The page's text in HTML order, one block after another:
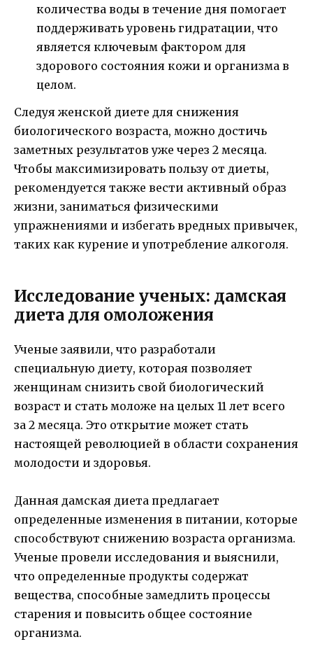
количества воды в течение дня помогает
поддерживать уровень гидратации, что
является ключевым фактором для
здорового состояния кожи и организма в
целом.
Следуя женской диете для снижения
биологического возраста, можно достичь
заметных результатов уже через 2 месяца.
Чтобы максимизировать пользу от диеты,
рекомендуется также вести активный образ
жизни, заниматься физическими
упражнениями и избегать вредных привычек,
таких как курение и употребление алкоголя.
Исследование ученых: дамская
диета для омоложения
Ученые заявили, что разработали
специальную диету, которая позволяет
женщинам снизить свой биологический
возраст и стать моложе на целых 11 лет всего
за 2 месяца. Это открытие может стать
настоящей революцией в области сохранения
молодости и здоровья.
Данная дамская диета предлагает
определенные изменения в питании, которые
способствуют снижению возраста организма.
Ученые провели исследования и выяснили,
что определенные продукты содержат
вещества, способные замедлить процессы
старения и повысить общее состояние
организма.